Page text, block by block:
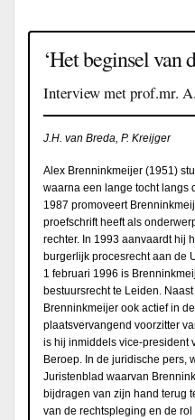
‘Het beginsel van
Interview met prof.mr.
J.H. van Breda, P. Kreijger
Alex Brenninkmeijer (1951)
waarna een lange tocht langs
1987 promoveert
proefschrift heeft als
rechter. In 1993 aanvaardt hij
burgerlijk procesrecht aan de
1 februari 1996 is
bestuursrecht te Leiden.
Brenninkmeijer ook actief in
plaatsvervangend voorzitter
is hij inmiddels vice-president
Beroep. In de juridische pers,
Juristenblad waarvan
bijdragen van zijn hand terug
van de rechtspleging en de